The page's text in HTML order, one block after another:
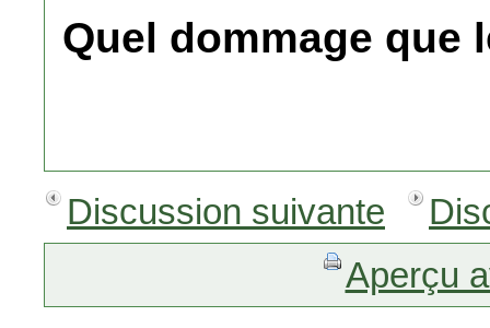
Quel dommage que
Discussion suivante
Aperçu